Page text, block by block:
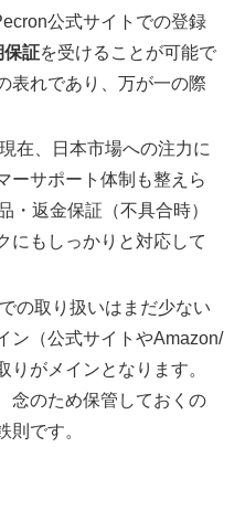
公式サイトでの登録
保証を受けることが可能で
表れであり、万が一の際
現在、日本市場への注力に
ーサポート体制も整えら
・返金保証（不具合時）
にもしっかりと対応して
の取り扱いはまだ少ない
ン（公式サイトやAmazon/
りがメインとなります。
念のため保管しておくの
則です。